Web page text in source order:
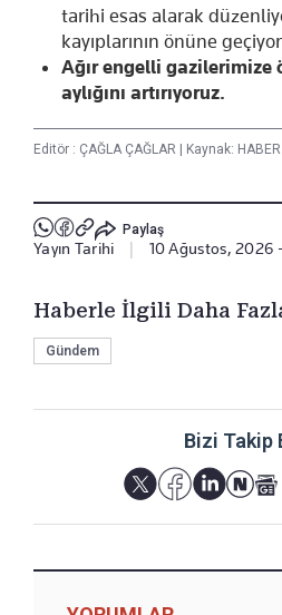
tarihi esas alarak
kayıplarının önüne
Ağır engelli gazilerimize
aylığını artırıyoruz.
Editör : ÇAĞLA ÇAĞLAR Kaynak:
Paylaş
Yayın Tarihi 10 Ağustos, 2026
Haberle İlgili Daha
Gündem
Bizi Takip